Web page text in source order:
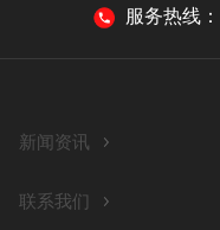
服务热线：
新闻资讯
联系我们